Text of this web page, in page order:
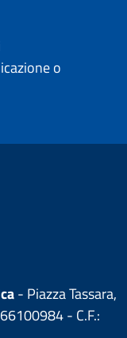
o
- Piazza Tassara,
- C.F.: